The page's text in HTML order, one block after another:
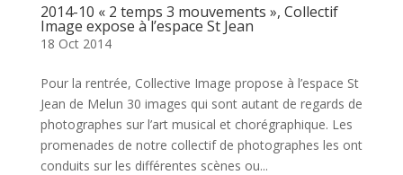
2014-10 « 2 temps 3 mouvements », Collectif
Image expose à l’espace St Jean
18 Oct 2014
Pour la rentrée, Collective Image propose à l’espace St
Jean de Melun 30 images qui sont autant de regards de
photographes sur l’art musical et chorégraphique. Les
promenades de notre collectif de photographes les ont
conduits sur les différentes scènes ou...